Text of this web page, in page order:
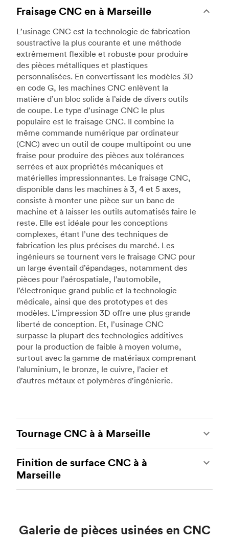
Fraisage CNC en à Marseille
L’usinage CNC est la technologie de fabrication
soustractive la plus courante et une méthode
extrêmement flexible et robuste pour produire
des pièces métalliques et plastiques
personnalisées. En convertissant les modèles 3D
en code G, les machines CNC enlèvent la
matière d’un bloc solide à l’aide de divers outils
de coupe. Le type d’usinage CNC le plus
populaire est le fraisage CNC. Il combine la
même commande numérique par ordinateur
(CNC) avec un outil de coupe multipoint ou une
fraise pour produire des pièces aux tolérances
serrées et aux propriétés mécaniques et
matérielles impressionnantes. Le fraisage CNC,
disponible dans les machines à 3, 4 et 5 axes,
consiste à monter une pièce sur un banc de
machine et à laisser les outils automatisés faire le
reste. Elle est idéale pour les conceptions
complexes, étant l’une des techniques de
fabrication les plus précises du marché. Les
ingénieurs se tournent vers le fraisage CNC pour
un large éventail d’épandages, notamment des
pièces pour l’aérospatiale, l’automobile,
l’électronique grand public et la technologie
médicale, ainsi que des prototypes et des
modèles. L’impression 3D offre une plus grande
liberté de conception. Et, l’usinage CNC
surpasse la plupart des technologies additives
pour la production de faible à moyen volume,
surtout avec la gamme de matériaux comprenant
l’aluminium, le bronze, le cuivre, l’acier et
d’autres métaux et polymères d’ingénierie.
Tournage CNC à à Marseille
d’usinage CNC, qui utilise des tours et des
centres de tournage de pointe pour produire des
pièces métalliques et plastiques personnalisées
aux géométries plus simples. L’outillage en direct
Finition de surface CNC à à
Marseille
élevés. Le seul inconvénient potentiel est que les
Galerie de pièces usinées en CNC